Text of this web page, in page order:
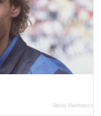
Błażej Małolepszy